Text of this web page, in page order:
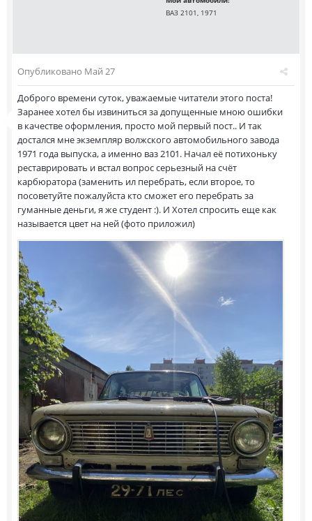
ВАЗ 2101, 1971
Опубликовано Май 27
Доброго времени суток, уважаемые читатели этого поста!
Заранее хотел бы извиниться за допущенные мною ошибки
в качестве оформления, просто мой первый пост.. И так
достался мне экземпляр волжского автомобильного завода
1971 года выпуска, а именно ваз 2101. Начал её потихоньку
реставрировать и встал вопрос серьезный на счёт
карбюратора (заменить ил перебрать, если второе, то
посоветуйте пожалуйста кто сможет его перебрать за
гуманные деньги, я же студент :). И Хотел спросить еще как
называется цвет на ней (фото приложил)